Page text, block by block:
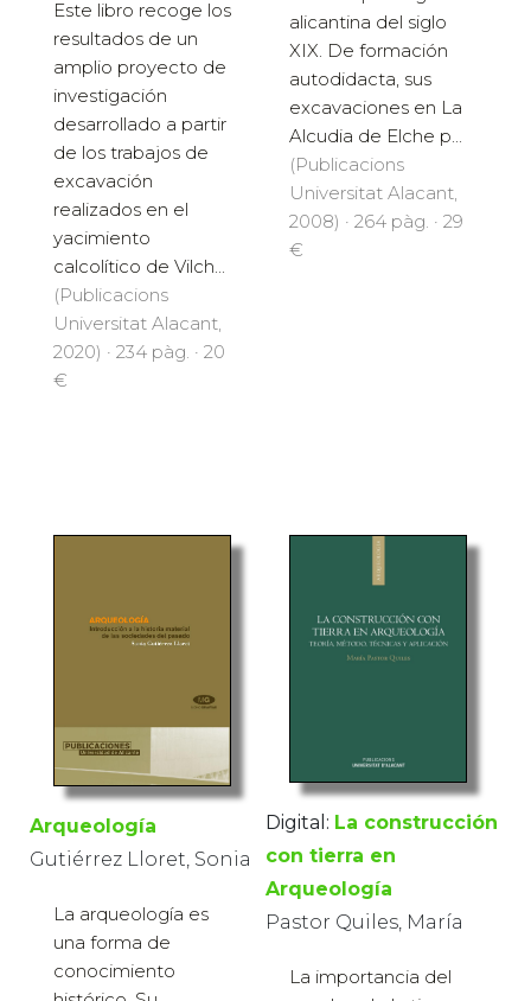
Este libro recoge los
resultados de un
amplio proyecto de
investigación
desarrollado a partir
de los trabajos de
excavación
realizados en el
yacimiento
calcolítico de Vilch...
(Publicacions
Universitat Alacant,
2020) · 234 pàg. · 20
€
alicantina del siglo
XIX. De formación
autodidacta, sus
excavaciones en La
Alcudia de Elche p...
(Publicacions
Universitat Alacant,
2008) · 264 pàg. · 29
€
Arqueología
Gutiérrez Lloret, Sonia
La arqueología es
una forma de
conocimiento
Digital: La construcción
con tierra en
Arqueología
Pastor Quiles, María
La importancia del